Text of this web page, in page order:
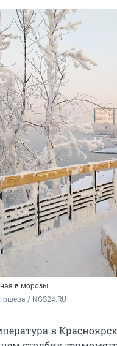
в морозы
/ NGS24.RU
в